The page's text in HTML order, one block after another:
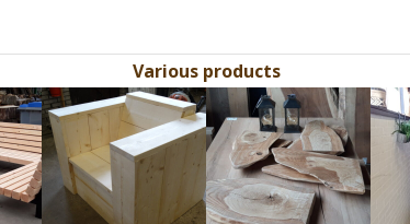
Various products
Use
the
left
and
right
arrow